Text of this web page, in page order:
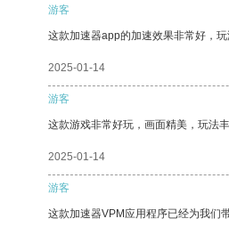
游客
这款加速器app的加速效果非常好，
2025-01-14
游客
这款游戏非常好玩，画面精美，玩法丰
2025-01-14
游客
这款加速器VPM应用程序已经为我们